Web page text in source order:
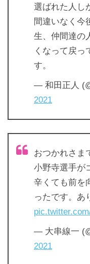
選ばれた人し
間違いなく今
生、仲間達の
くなって戻っ
す。
— 和田正人
2021
おつかれさま
小野寺選手が
辛くても前を
ったです。あ
— 大串線一
2021